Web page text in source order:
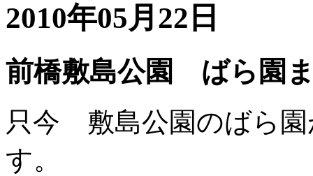
2010年05月22日
前橋敷島公園 ばら園
只今 敷島公園のばら園
す。